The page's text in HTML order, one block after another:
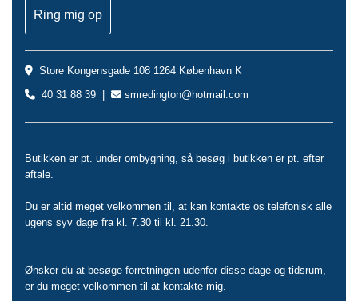
 Store Kongensgade 108 1264 København K
 40 31 88 39 |  smredington@hotmail.com
Butikken er pt. under ombygning, så besøg i butikken er pt. efter
aftale.
Du er altid meget velkommen til, at kan kontakte os telefonisk alle
ugens syv dage fra kl. 7.30 til kl. 21.30.
Ønsker du at besøge forretningen udenfor disse dage og tidsrum,
er du meget velkommen til at kontakte mig.